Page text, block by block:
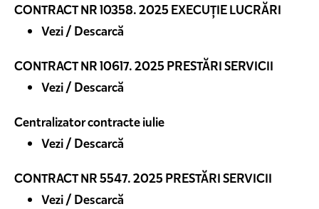
CONTRACT NR 10358. 2025 EXECUȚIE LUCRĂRI
Vezi / Descarcă
CONTRACT NR 10617. 2025 PRESTĂRI SERVICII
Vezi / Descarcă
Centralizator contracte iulie
Vezi / Descarcă
CONTRACT NR 5547. 2025 PRESTĂRI SERVICII
Vezi / Descarcă